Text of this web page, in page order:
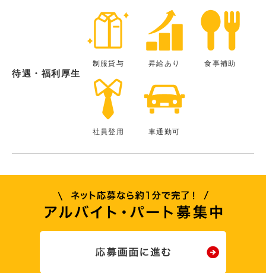
待遇・福利厚生
制服貸与 昇給あり 食事補助
社員登用 車通勤可